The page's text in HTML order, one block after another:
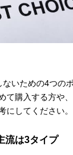
いための4つの
て購入する方や
にしてください。
流は3タイプ